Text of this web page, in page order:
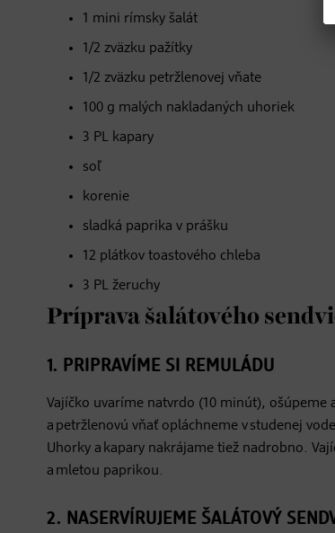
1 mini rímsky šalát
1/2 zväzku pažítky
1/2 zväzku petržlenovej vňate
100 g malých nakladaných uhoriek
3 PL kapary
soľ
korenie
sladká paprika v prášku
12 plátkov toastového chleba
3 PL žeruchy
Príprava šalátového
1. PRIPRAVÍME SI REMULÁDU
Vajíčko uvaríme natvrdo (10 minút), ošúpeme
a petržlenovú vňať opláchneme v studenej
Uhorky a kapary nakrájame tiež nadrobno.
a mletou paprikou.
2. NASERVÍRUJEME ŠALÁTOVÝ